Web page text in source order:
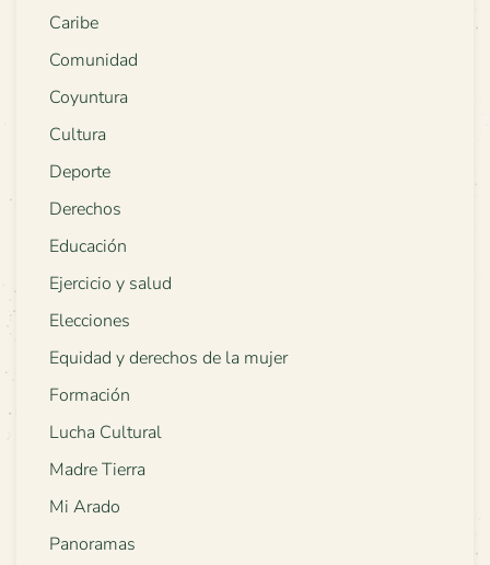
Caribe
Comunidad
Coyuntura
Cultura
Deporte
Derechos
Educación
Ejercicio y salud
Elecciones
Equidad y derechos de la mujer
Formación
Lucha Cultural
Madre Tierra
Mi Arado
Panoramas